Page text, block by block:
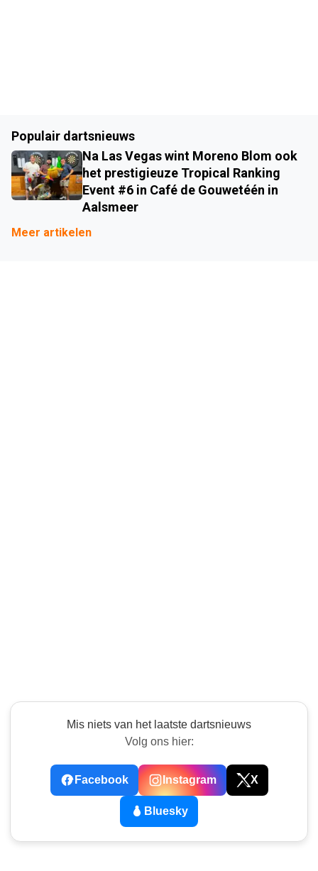
Populair dartsnieuws
Na Las Vegas wint Moreno Blom ook
het prestigieuze Tropical Ranking
Event #6 in Café de Gouwetéén in
Aalsmeer
Meer artikelen
Mis niets van het laatste dartsnieuws
Volg ons hier:
Facebook Instagram X
Bluesky